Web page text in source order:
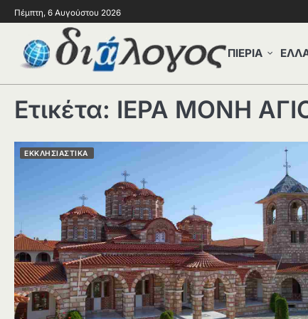
Πέμπτη, 6 Αυγούστου 2026
ΠΙΕΡΙΑ
Ετικέτα: ΙΕΡΑ ΜΟΝΗ
ΕΚΚΛΗΣΙΑΣΤΙΚΑ